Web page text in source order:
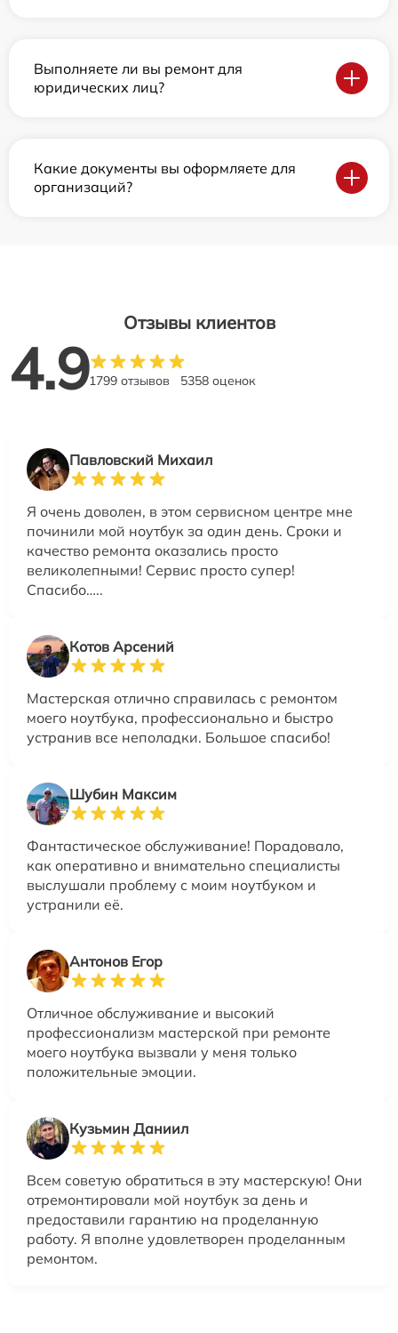
Выполняете ли вы ремонт для
юридических лиц?
Какие документы вы оформляете для
организаций?
Отзывы клиентов
4.91799 отзывов 5358 оценок
Павловский Михаил
Я очень доволен, в этом сервисном центре мне
починили мой ноутбук за один день. Сроки и
качество ремонта оказались просто
великолепными! Сервис просто супер!
Спасибо…..
Котов Арсений
Мастерская отлично справилась с ремонтом
моего ноутбука, профессионально и быстро
устранив все неполадки. Большое спасибо!
Шубин Максим
Фантастическое обслуживание! Порадовало,
как оперативно и внимательно специалисты
выслушали проблему с моим ноутбуком и
устранили её.
Антонов Егор
Отличное обслуживание и высокий
профессионализм мастерской при ремонте
моего ноутбука вызвали у меня только
положительные эмоции.
Кузьмин Даниил
Всем советую обратиться в эту мастерскую! Они
отремонтировали мой ноутбук за день и
предоставили гарантию на проделанную
работу. Я вполне удовлетворен проделанным
ремонтом.